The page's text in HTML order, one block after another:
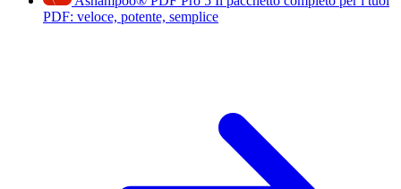
PDF: veloce, potente, semplice